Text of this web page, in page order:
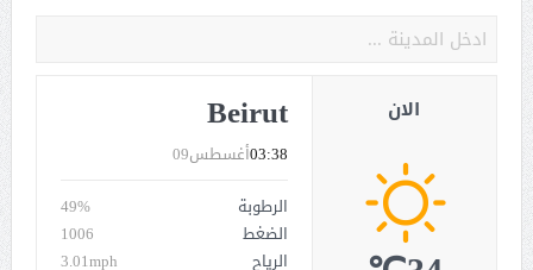
Beirut
أغسطس0903:38
الرطوبة
49%
الضغط
1006
الرياح
3.01mph
الان